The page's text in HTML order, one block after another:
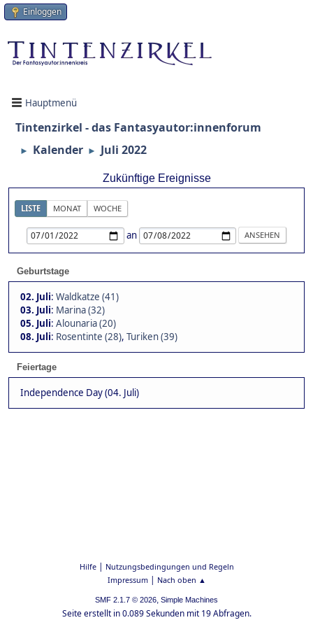
Einloggen
Hauptmenü
Tintenzirkel - das Fantasyautor:innenforum
► Kalender ► Juli 2022
Zukünftige Ereignisse
LISTE MONAT WOCHE
an
Geburtstage
02. Juli: Waldkatze (41)
03. Juli: Marina (32)
05. Juli: Alounaria (20)
08. Juli: Rosentinte (28), Turiken (39)
Feiertage
Independence Day (04. Juli)
Hilfe| Nutzungsbedingungen und Regeln
Impressum| Nach oben ▲
SMF 2.1.7 © 2026, Simple Machines
Seite erstellt in 0.089 Sekunden mit 19 Abfragen.